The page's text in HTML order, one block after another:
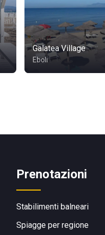
Galatea Village
Eboli
Prenotazioni
Stabilimenti balneari
Spiagge per regione